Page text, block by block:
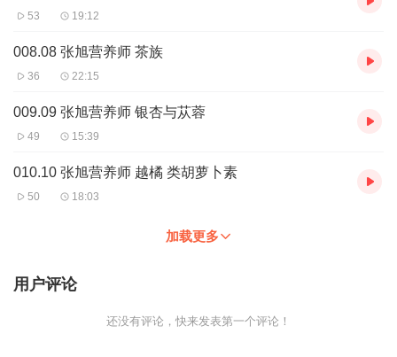
53 19:12
008.08 张旭营养师 茶族
36 22:15
009.09 张旭营养师 银杏与苁蓉
49 15:39
010.10 张旭营养师 越橘 类胡萝卜素
50 18:03
加载更多
用户评论
还没有评论，快来发表第一个评论！